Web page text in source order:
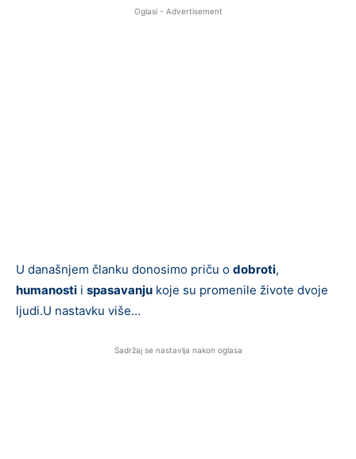
Oglasi - Advertisement
U današnjem članku donosimo priču o dobroti,
humanosti i spasavanju koje su promenile živote dvoje
ljudi.U nastavku više…
Sadržaj se nastavlja nakon oglasa